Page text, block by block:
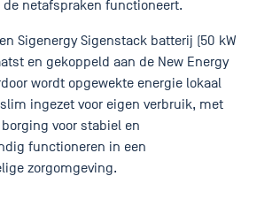
netafspraken functioneert.
Sigenergy Sigenstack batterij (50 kW
en gekoppeld aan de New Energy
wordt opgewekte energie lokaal
ingezet voor eigen verbruik, met
voor stabiel en
functioneren in een
zorgomgeving.